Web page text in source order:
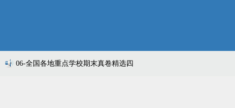
06-全国各地重点学校期末真卷精选四